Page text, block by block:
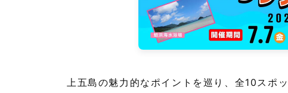
上五島の魅力的なポイントを巡り、全10スポ